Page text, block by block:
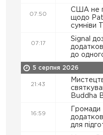
07:50
США не
щодо
сумніви
07:17
Signal
до
5 серпня 2026
21:43
Buddha
16:59
для